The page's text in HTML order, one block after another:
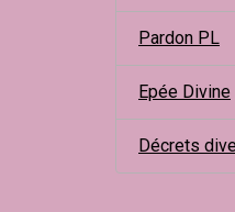
Pardon PL
Epée Divine
Décrets